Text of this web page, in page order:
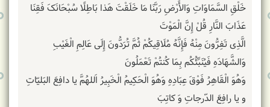
خَلْقِ السَّمَاوَاتِ وَالأَرْضِ رَبَّنَا مَا خَلَقْتَ هَذا بَاطِلًا سُبْحَانَکَ فَقِنَا
عَذَابَ النَّارِ قُلْ إِنَّ الْمَوْتَ
الَّذِی تَفِرُّونَ مِنْهُ فَإِنَّهُ مُلَاقِیکُمْ ثُمَّ تُرَدُّونَ إِلَى عَالِمِ الْغَیْبِ
وَالشَّهَادَهِ فَیُنَبِّئُکُم بِمَا کُنتُمْ تَعْمَلُونَ
وَهُوَ الْقَاهِرُ فَوْقَ عِبَادِهِ وَهُوَ الْحَکِیمُ الْخَبِیرُ اَللهُمَّ یا دافِعَ البَلیّاتِ
و یا رافِعَ الدّرجاتِ وَ کاتِبَ